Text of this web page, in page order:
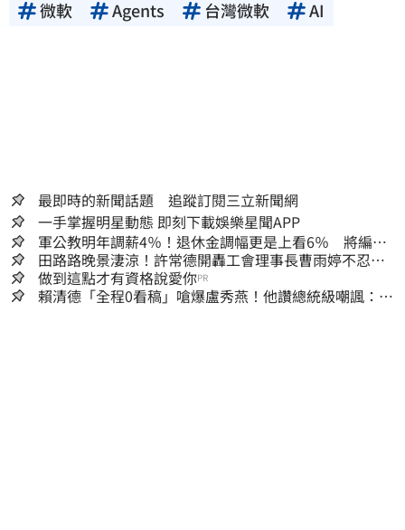
微軟 Agents 台灣微軟 AI
最即時的新聞話題 追蹤訂閱三立新聞網
一手掌握明星動態 即刻下載娛樂星聞APP
軍公教明年調薪4％！退休金調幅更是上看6％ 將編入
明年度總預算
田路路晚景淒涼！許常德開轟工會理事長曹雨婷不忍
了：別只包紅包慰問
做到這點才有資格說愛你PR
賴清德「全程0看稿」嗆爆盧秀燕！他讚總統級嘲諷：把